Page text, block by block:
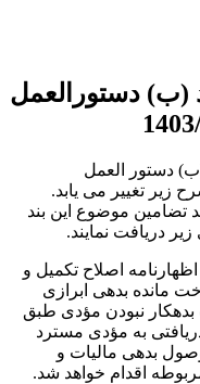
جزء (3) بند (ب) دستورالعمل
وحدت رویه جزء (۳) بند (ب) دستور العمل
مورخ ۱۴۰۲٫۰۹٫۲۰ به شرح زیر تغییر می یابد.
تضامین موضوع این بند
دریافت نمایند.
اصلاح تکمیل و
مانده بدهی ابرازی
نبودن مؤدی طبق
به مؤدی مسترد
بدهی مالیات و
اقدام خواهد شد.